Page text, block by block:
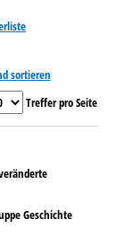
sortieren
Treffer pro Seite
nach diesem Verfasser
Geschichte